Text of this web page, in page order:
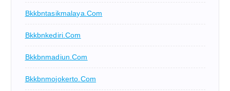
Bkkbntasikmalaya.com
Bkkbnkediri.com
Bkkbnmadiun.com
Bkkbnmojokerto.com